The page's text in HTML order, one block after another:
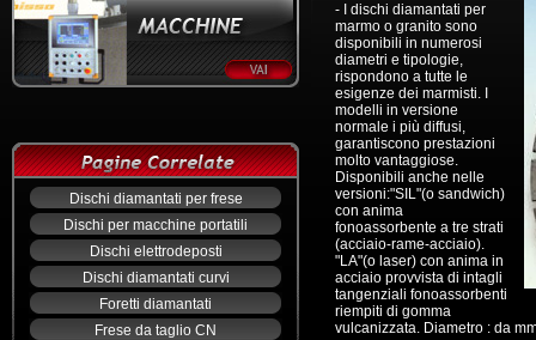
Dischi diamantati per frese
Dischi per macchine portatili
Dischi elettrodeposti
Dischi diamantati curvi
Foretti diamantati
Frese da taglio CN
- I dischi diamantati per
marmo o granito sono
disponibili in numerosi
diametri e tipologie,
rispondono a tutte le
esigenze dei marmisti. I
modelli in versione
normale i più diffusi,
garantiscono prestazioni
molto vantaggiose.
Disponibili anche nelle
versioni:"SIL"(o sandwich)
con anima
fonoassorbente a tre strati
(acciaio-rame-acciaio).
"LA"(o laser) con anima in
acciaio provvista di intagli
tangenziali fonoassorbenti
riempiti di gomma
vulcanizzata. Diametro : da